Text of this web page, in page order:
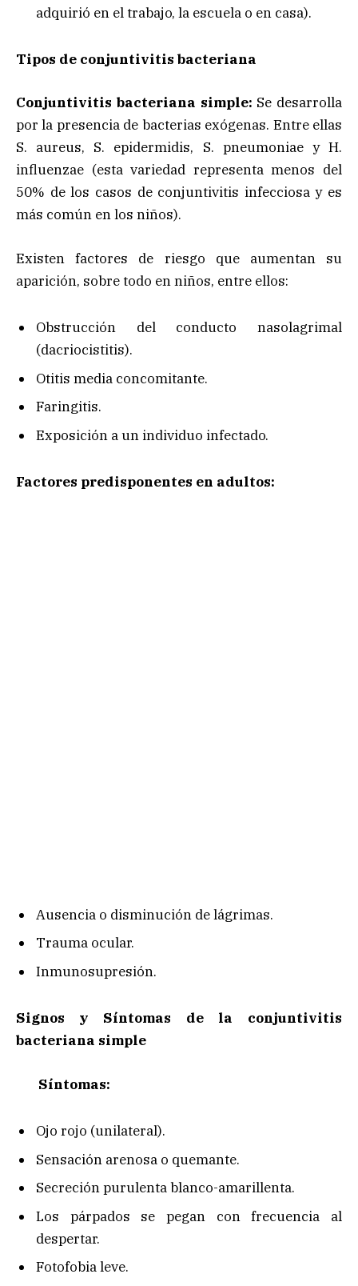
adquirió en el trabajo, la escuela o en casa).
Tipos de conjuntivitis bacteriana
Conjuntivitis bacteriana simple: Se desarrolla
por la presencia de bacterias exógenas. Entre ellas
S. aureus, S. epidermidis, S. pneumoniae y H.
influenzae (esta variedad representa menos del
50% de los casos de conjuntivitis infecciosa y es
más común en los niños).
Existen factores de riesgo que aumentan su
aparición, sobre todo en niños, entre ellos:
Obstrucción del conducto nasolagrimal
(dacriocistitis).
Otitis media concomitante.
Faringitis.
Exposición a un individuo infectado.
Factores predisponentes en adultos:
Ausencia o disminución de lágrimas.
Trauma ocular.
Inmunosupresión.
Signos y Síntomas de la conjuntivitis
bacteriana simple
Síntomas:
Ojo rojo (unilateral).
Sensación arenosa o quemante.
Secreción purulenta blanco-amarillenta.
Los párpados se pegan con frecuencia al
despertar.
Fotofobia leve.